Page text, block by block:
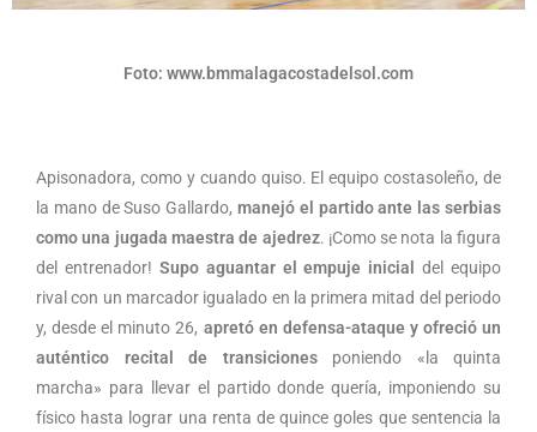
Foto: www.bmmalagacostadelsol.com
Apisonadora, como y cuando quiso. El equipo costasoleño, de
la mano de Suso Gallardo, manejó el partido ante las serbias
como una jugada maestra de ajedrez. ¡Como se nota la figura
del entrenador! Supo aguantar el empuje inicial
del equipo
rival con un marcador igualado en la primera mitad del periodo
y, desde el minuto 26, apretó en defensa-ataque y ofreció un
auténtico recital de transicionesponiendo «la quinta
marcha» para llevar el partido donde quería, imponiendo su
físico hasta lograr una renta de quince goles que sentencia la